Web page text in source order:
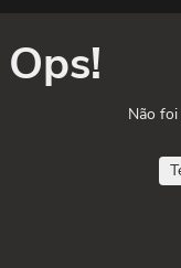
Ops!
Não